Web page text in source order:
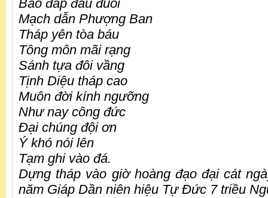
Báo đáp đầu đuôi
Mạch dẫn Phượng Ban
Tháp yên tòa báu
Tông môn mãi rạng
Sánh tựa đôi vầng
Tịnh Diệu tháp cao
Muôn đời kính ngưỡng
Như nay công đức
Đại chúng đội ơn
Ý khó nói lên
Tạm ghi vào đá.
Dựng tháp vào giờ hoàng đạo đại cát
năm Giáp Dần niên hiệu Tự Đức 7 triều